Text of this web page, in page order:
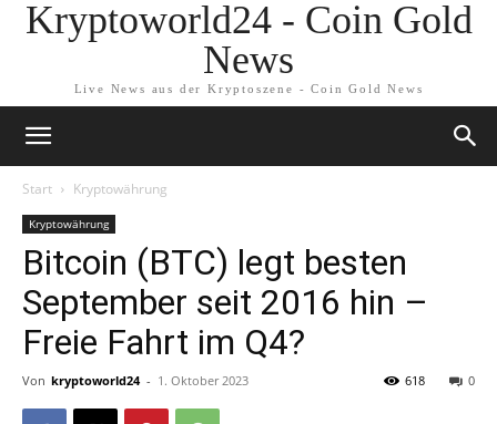
Kryptoworld24 - Coin Gold
News
Live News aus der Kryptoszene - Coin Gold News
Start Kryptowährung
Kryptowährung
Bitcoin (BTC) legt besten
September seit 2016 hin –
Freie Fahrt im Q4?
Von kryptoworld24 - 1. Oktober 2023 0
618